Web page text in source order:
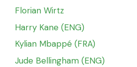
Florian Wirtz
Harry Kane (ENG)
Kylian Mbappé (FRA)
Jude Bellingham (ENG)